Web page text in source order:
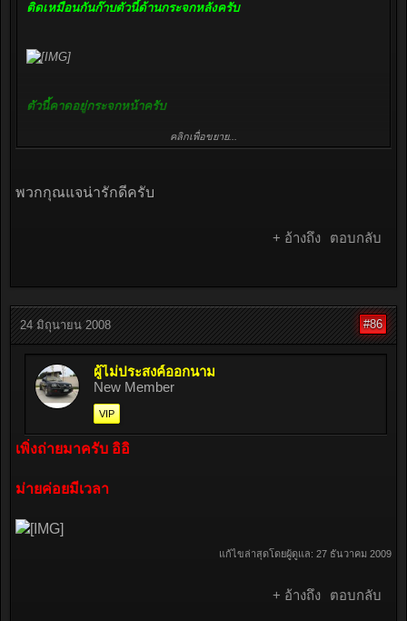
ติดเหมือนกันก๊าบตัวนี้ด้านกระจกหลังครับ
ตัวนี้คาดอยู่กระจกหน้าครับ
ส่วนนี่อยู่ที่พวงกุญแจของทีมครับ
คลิกเพื่อขยาย...
พวกกุณแจน่ารักดีครับ
+ อ้างถึง ตอบกลับ
24 มิถุนายน 2008 #86
ผู้ไม่ประสงค์ออกนาม
New Member
VIP
เพิ่งถ่ายมาครับ อิอิ
ม่ายค่อยมีเวลา
แก้ไขล่าสุดโดยผู้ดูแล: 27 ธันวาคม 2009
+ อ้างถึง ตอบกลับ